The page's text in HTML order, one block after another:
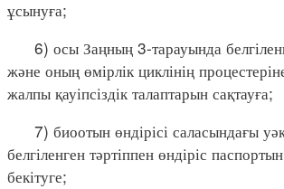
ұсынуға;
6) осы Заңның 3-тарауында
және оның өмірлік циклінің
жалпы қауіпсіздік талаптарын сақтауға;
7) биоотын өндірісі саласындағы
белгіленген тәртіппен өндіріс
бекітуге;